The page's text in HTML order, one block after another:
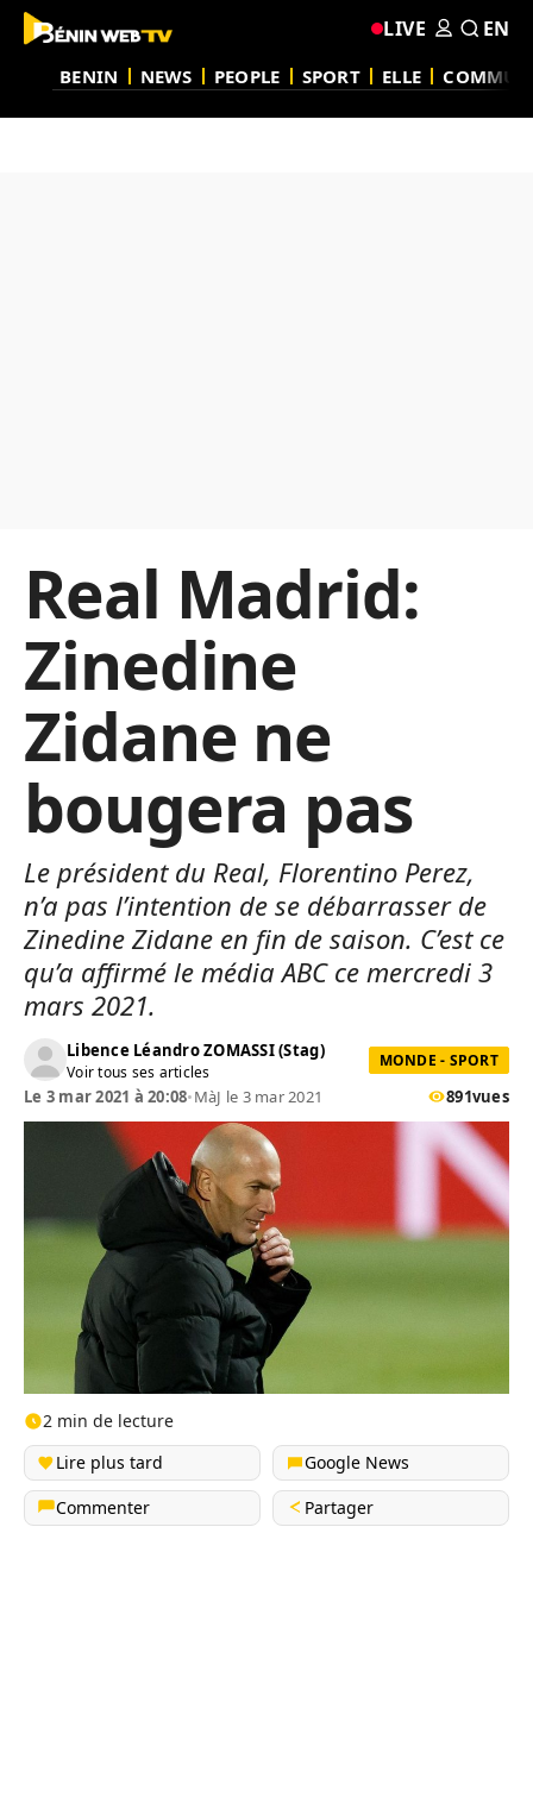
BENIN NEWS PEOPLE SPORT ELLE
LIVE EN
Real Madrid:
Zinedine
Zidane ne
bougera pas
Le président du Real, Florentino Perez,
n’a pas l’intention de se débarrasser de
Zinedine Zidane en fin de saison. C’est ce
qu’a affirmé le média ABC ce mercredi 3
mars 2021.
Libence Léandro ZOMASSI (Stag)
Voir tous ses articles
MONDE - SPORT
Le 3 mar 2021 à 20:08•MàJ le 3 mar 2021 891vues
2 min de lecture
Lire plus tard
Google News
Commenter
Partager